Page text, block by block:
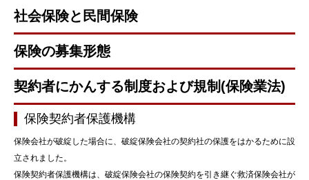
社会保険と民間保険
保険の募集形態
契約者にかんする制度および規制(保険業法)
保険契約者保護機構
保険会社が破綻した場合に、破綻保険会社の契約社の保護をはかるために設
立されました。
保険契約者保護機構は、破綻保険会社の保険契約を引き継ぐ救済保険会社が